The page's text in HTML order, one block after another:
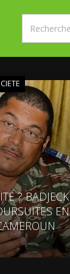
? BADJECK
EN